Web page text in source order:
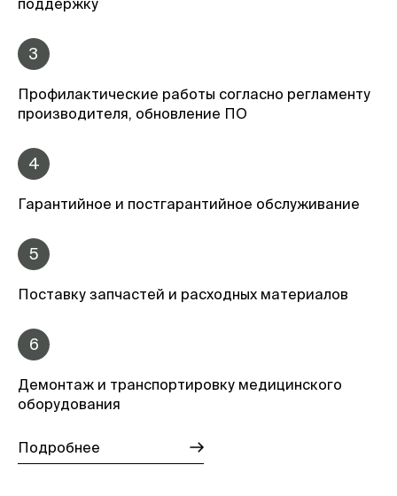
3
Профилактические работы согласно регламенту
производителя, обновление ПО
4
Гарантийное и постгарантийное обслуживание
5
Поставку запчастей и расходных материалов
6
Демонтаж и транспортировку медицинского
оборудования
Подробнее